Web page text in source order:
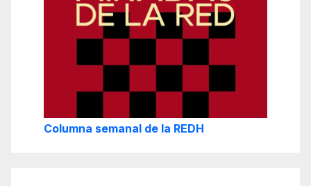
Columna semanal de la REDH